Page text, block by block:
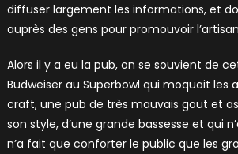
diffuser largement les informations, et
auprès des gens pour promouvoir
Alors il y a eu la pub, on se souvient de
Budweiser au Superbowl qui moquait les
craft, une pub de très mauvais gout et
son style, d’une grande bassesse et qui
n’a fait que conforter le public que les